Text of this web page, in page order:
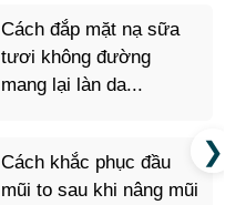
Cách đắp mặt nạ sữa
tươi không đường
mang lại làn da...
Cách khắc phục đầu
mũi to sau khi nâng mũi